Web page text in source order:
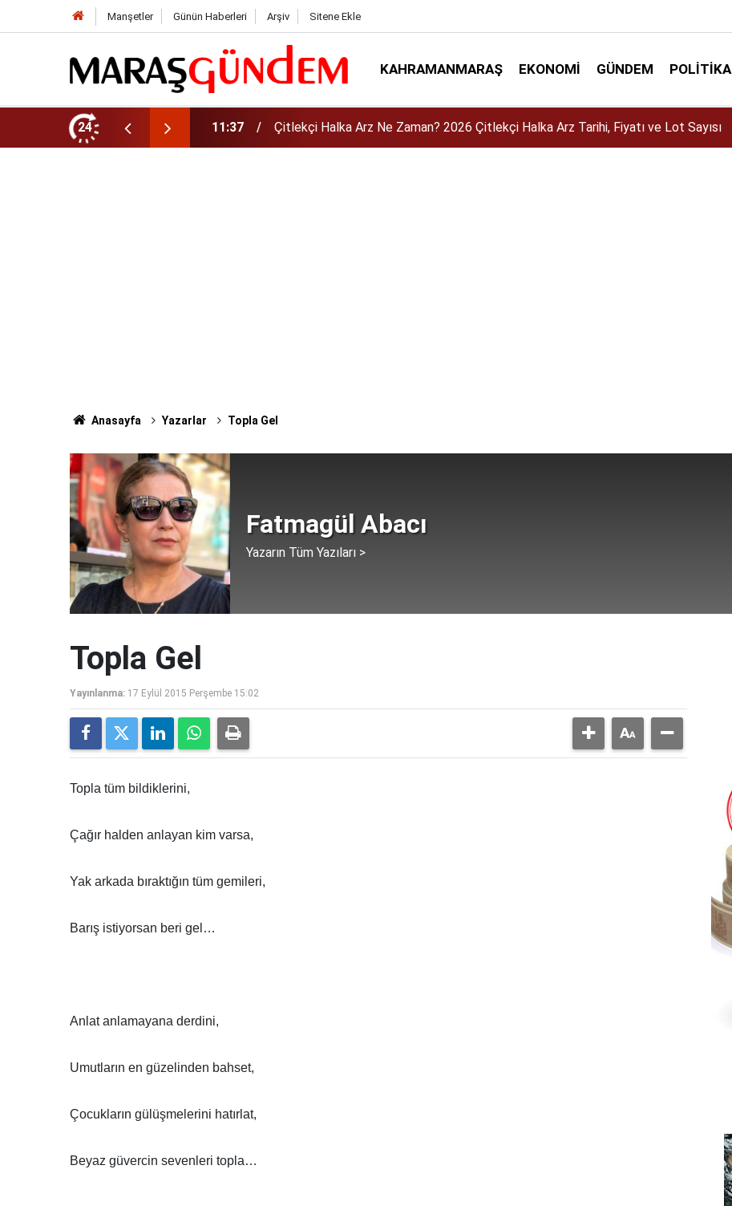
Manşetler Günün Haberleri Arşiv Sitene Ekle
KAHRAMANMARAŞ EKONOMI GÜNDEM POLITIKA
24
Tarihi, Fiyatı ve Lot Sayısı 11:36 AGS Sonuçları 2026 Açıklandı mı? MEB-AGS Sonuçları Ne Zaman Açıklanacak?
Anasayfa Yazarlar Topla Gel
Fatmagül Abacı
Yazarın Tüm Yazıları >
Topla Gel
Yayınlanma: 17 Eylül 2015 Perşembe 15:02
Topla tüm bildiklerini,
Çağır halden anlayan kim varsa,
Yak arkada bıraktığın tüm gemileri,
Barış istiyorsan beri gel…
Anlat anlamayana derdini,
Umutların en güzelinden bahset,
Çocukların gülüşmelerini hatırlat,
Beyaz güvercin sevenleri topla…